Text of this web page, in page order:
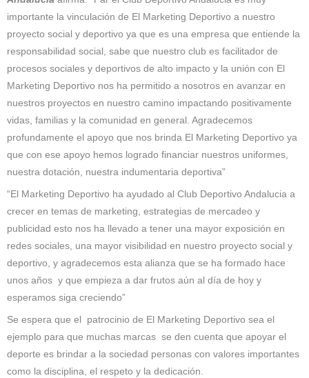
importante la vinculación de El Marketing Deportivo a nuestro
proyecto social y deportivo ya que es una empresa que entiende la
responsabilidad social, sabe que nuestro club es facilitador de
procesos sociales y deportivos de alto impacto y la unión con El
Marketing Deportivo nos ha permitido a nosotros en avanzar en
nuestros proyectos en nuestro camino impactando positivamente
vidas, familias y la comunidad en general. Agradecemos
profundamente el apoyo que nos brinda El Marketing Deportivo ya
que con ese apoyo hemos logrado financiar nuestros uniformes,
nuestra dotación, nuestra indumentaria deportiva”
“El Marketing Deportivo ha ayudado al Club Deportivo Andalucia a
crecer en temas de marketing, estrategias de mercadeo y
publicidad esto nos ha llevado a tener una mayor exposición en
redes sociales, una mayor visibilidad en nuestro proyecto social y
deportivo, y agradecemos esta alianza que se ha formado hace
unos años y que empieza a dar frutos aún al día de hoy y
esperamos siga creciendo”
Se espera que el patrocinio de El Marketing Deportivo sea el
ejemplo para que muchas marcas se den cuenta que apoyar el
deporte es brindar a la sociedad personas con valores importantes
como la disciplina, el respeto y la dedicación.